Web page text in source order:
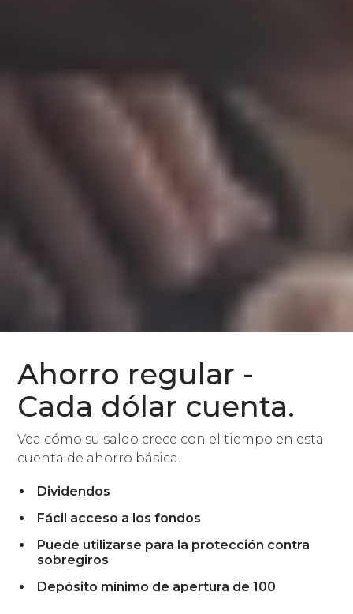
Ahorro regular -
Cada dólar cuenta.
Vea cómo su saldo crece con el tiempo en esta
cuenta de ahorro básica.
Dividendos
Fácil acceso a los fondos
Puede utilizarse para la protección contra
sobregiros
Depósito mínimo de apertura de 100